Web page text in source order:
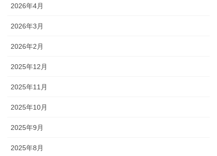
2026年4月
2026年3月
2026年2月
2025年12月
2025年11月
2025年10月
2025年9月
2025年8月